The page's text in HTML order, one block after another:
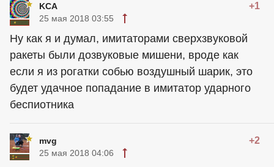
KCA +1
25 мая 2018 03:55
Ну как я и думал, имитаторами сверхзвуковой
ракеты были дозвуковые мишени, вроде как
если я из рогатки собью воздушный шарик, это
будет удачное попадание в имитатор ударного
беспиотника
mvg +2
25 мая 2018 04:06